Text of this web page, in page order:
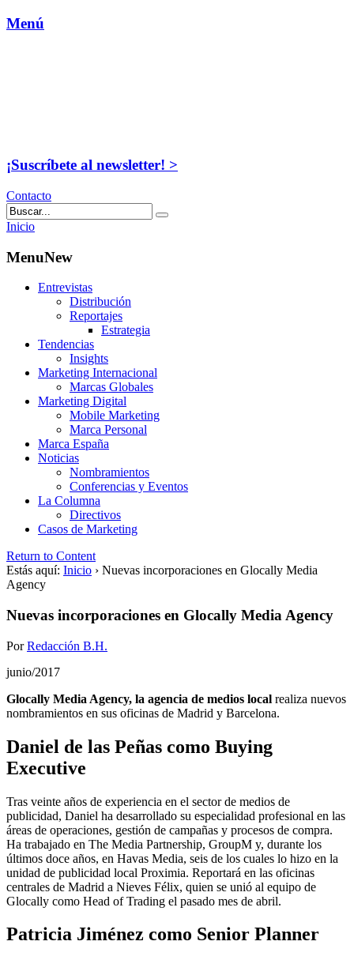
Menú
¡Suscríbete al newsletter! >
Contacto
Inicio
MenuNew
Entrevistas
Distribución
Reportajes
Estrategia
Tendencias
Insights
Marketing Internacional
Marcas Globales
Marketing Digital
Mobile Marketing
Marca Personal
Marca España
Noticias
Nombramientos
Conferencias y Eventos
La Columna
Directivos
Casos de Marketing
Return to Content
Estás aquí: Inicio › Nuevas incorporaciones en Glocally Media
Agency
Nuevas incorporaciones en Glocally Media Agency
PorRedacción B.H.
junio/2017
Glocally Media Agency, la agencia de medios local realiza nuevos
nombramientos en sus oficinas de Madrid y Barcelona.
Daniel de las Peñas como Buying
Executive
Tras veinte años de experiencia en el sector de medios de
publicidad, Daniel ha desarrollado su especialidad profesional en las
áreas de operaciones, gestión de campañas y procesos de compra.
Ha trabajado en The Media Partnership, GroupM y, durante los
últimos doce años, en Havas Media, seis de los cuales lo hizo en la
unidad de publicidad local Proximia. Reportará en las oficinas
centrales de Madrid a Nieves Félix, quien se unió al equipo de
Glocally como Head of Trading el pasado mes de abril.
Patricia Jiménez como Senior Planner